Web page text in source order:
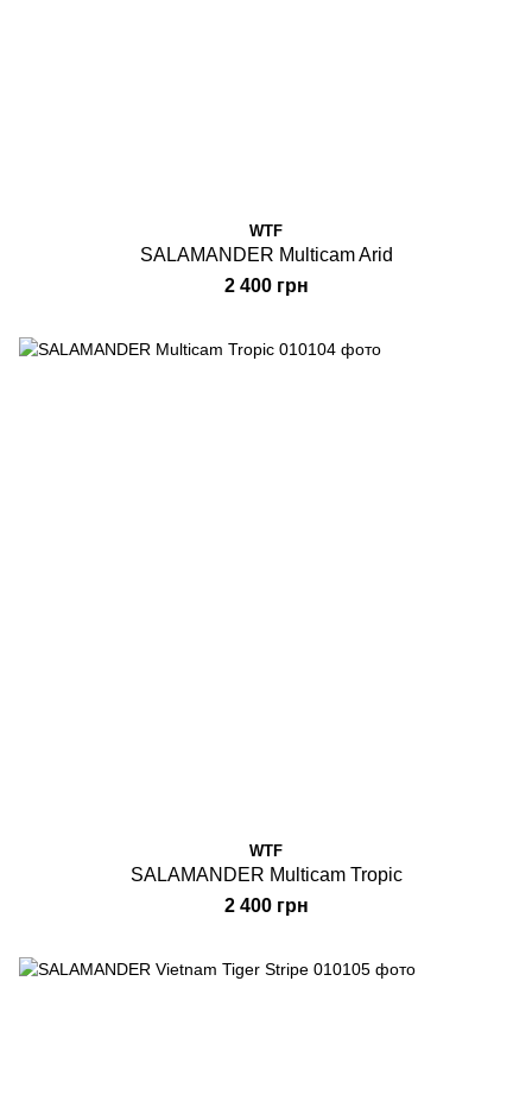
WTF
SALAMANDER Multicam Arid
2 400 грн
WTF
SALAMANDER Multicam Tropic
2 400 грн